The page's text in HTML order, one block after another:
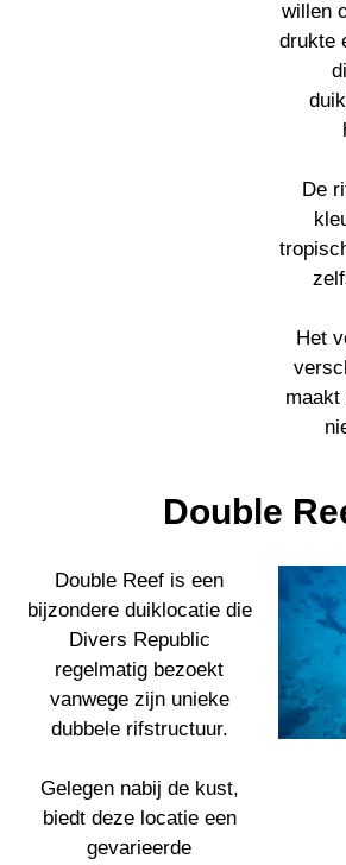
willen
drukte
De
Het
maakt
Double
Double Reef is een
bijzondere duiklocatie die
Divers Republic
regelmatig bezoekt
vanwege zijn unieke
dubbele rifstructuur.
Gelegen nabij de kust,
biedt deze locatie een
gevarieerde